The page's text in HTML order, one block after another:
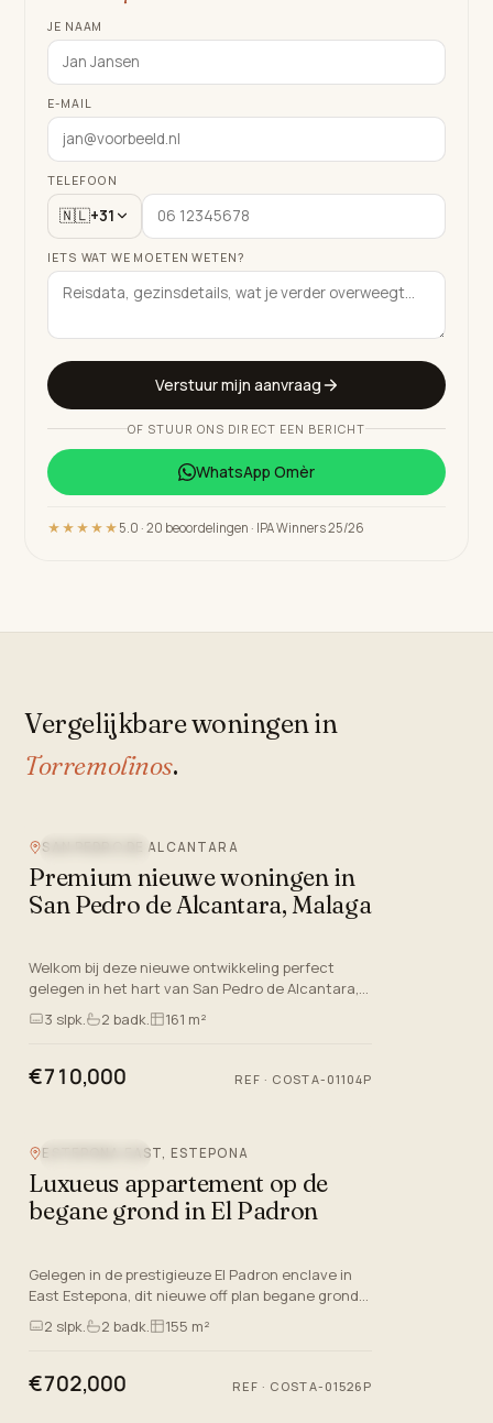
JE NAAM
E-MAIL
TELEFOON
🇳🇱+31
IETS WAT WE MOETEN WETEN?
Verstuur mijn aanvraag
OF STUUR ONS DIRECT EEN BERICHT
WhatsApp Omèr
★★★★★ 5.0 · 20 beoordelingen · IPA Winners 25/26
Vergelijkbare woningen in
Torremolinos.
SAN PEDRO DE ALCANTARA
Premium nieuwe woningen in
San Pedro de Alcantara, Malaga
Welkom bij deze nieuwe ontwikkeling perfect
gelegen in het hart van San Pedro de Alcantara,
Malaga, aan de prachtige Costa del Sol. Dit off-
plan, dat is ingest…
3 slpk. 2 badk. 161 m²
€710,000 REF · COSTA-01104P
ESTEPONA EAST, ESTEPONA
Luxueus appartement op de
begane grond in El Padron
Gelegen in de prestigieuze El Padron enclave in
East Estepona, dit nieuwe off plan begane grond
appartement biedt een uitstekende kans om zich
onder te dompele…
2 slpk. 2 badk. 155 m²
€702,000 REF · COSTA-01526P